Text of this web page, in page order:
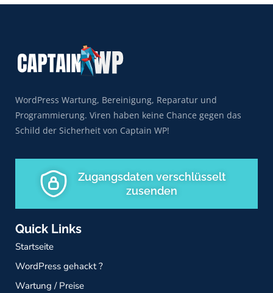
WordPress Wartung, Bereinigung, Reparatur und
Programmierung. Viren haben keine Chance gegen das
Schild der Sicherheit von Captain WP!
Zugangsdaten verschlüsselt
zusenden
Quick Links
Startseite
WordPress gehackt ?
Wartung / Preise